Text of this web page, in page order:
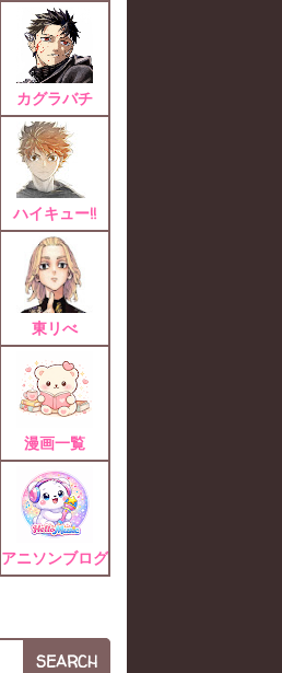
カグラバチ
ハイキュー!!
東リべ
漫画一覧
アニソンブログ
SEARCH